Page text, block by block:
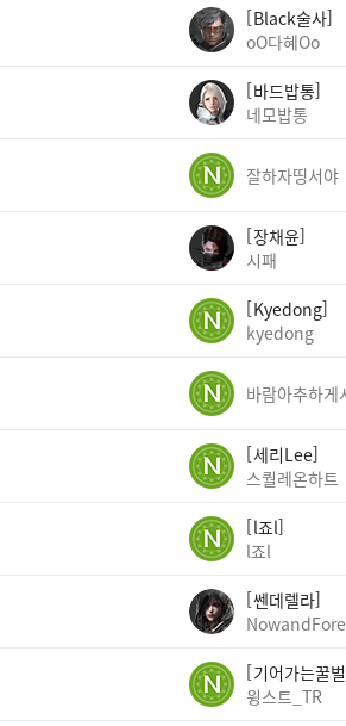
Black술사
oO다혜Oo
바드밥통
네모밥통
잘하자띵서야
장채윤
시패
Kyedong
kyedong
세리Lee
스퀄레온하트
l죠l
l죠l
쎈데렐라
기어가는꿀벌
윙스트_TR